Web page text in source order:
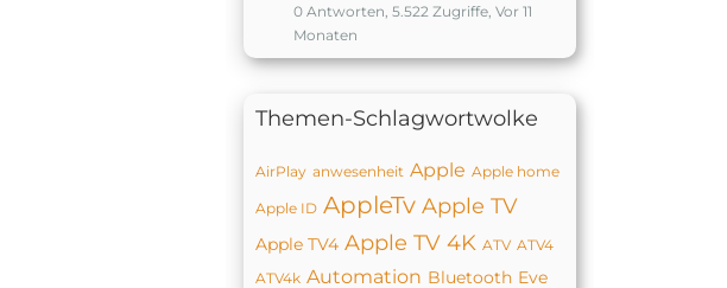
0 Antworten, 5.522 Zugriffe, Vor 11
Monaten
Themen-Schlagwortwolke
AirPlay anwesenheit Apple Apple home
Apple ID AppleTv Apple TV
Apple TV4 Apple TV 4K ATV ATV4
ATV4k Automation Bluetooth Eve